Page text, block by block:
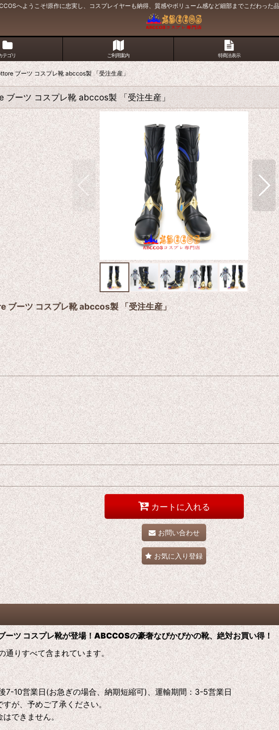
へようこそ!原作に忠実し、コスプレイヤーも納得、質感やボリューム感など細部までこだわった
テゴリ ご利用案内 特商法表示
ブーツ コスプレ靴 abccos製 「受注生産」
ーツ コスプレ靴 abccos製 「受注生産」
ーツ コスプレ靴 abccos製 「受注生産」
カートに入れる
お問い合わせ
お気に入り登録
ツ コスプレ靴が登場！ABCCOSの豪奢なぴかぴかの靴、絶対お買い得！
通りすべて含まれています。
7-10営業日(お急ぎの場合、納期短縮可)、運輸期間：3-5営業日
が、予めご了承ください。
できません。